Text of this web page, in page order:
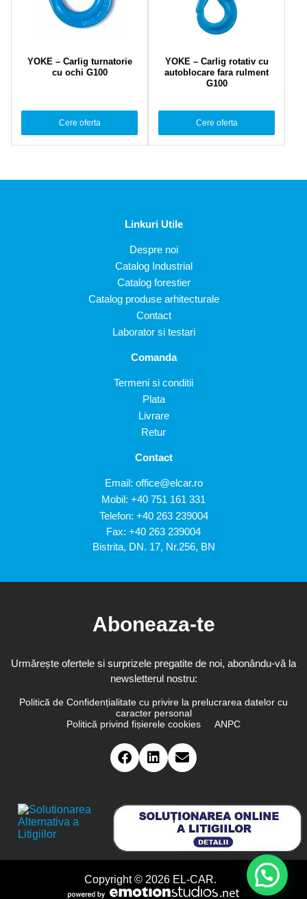
YOKE – Carlig turnatorie
cu ochi G100
Cere oferta
YOKE – Carlig rotativ cu
autoblocare fara rulment
G100
Cere oferta
Linkuri Utile
Despre noi
Catalog Industrial
Catalog forestier
Catalog produse arhitecturale
Contact
Laborator si testari
Comanda
Termeni si conditii
Plata
Livrare
Retur
Contact
Email: office@elcar.ro
Mobil: +40 751 161 331
Telefon: +40 263 239004
Fax: +40 263 239004
Bistrita, DN. 17, Nr.256, BN
Aboneaza-te
Urmărește ofertele si surprizele pregatite de noi, abonându-vă la
newsletterul nostru:
Politică de Confidențialitate cu privire la prelucrarea datelor cu
caracter personal
Politică privind fișierele cookies
ANPC
Copyright © 2026 EL-CAR.